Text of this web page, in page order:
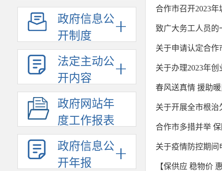
政府信息公
开制度
法定主动公
开内容
政府网站年
度工作报表
政府信息公
开年报
合作市召开2023
致广大务工人员的
关于申请认定合作
关于办理2023年
春风送真情 援助
关于开展全市根
合作市多措并举
关于疫情防控期
【保供应 稳物价